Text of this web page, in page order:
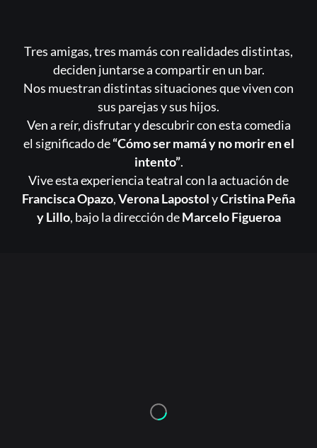
Tres amigas, tres mamás con realidades distintas,
deciden juntarse a compartir en un bar.
Nos muestran distintas situaciones que viven con
sus parejas y sus hijos.
Ven a reír, disfrutar y descubrir con esta comedia
el significado de“Cómo ser mamá y no morir en el
intento”.
Vive esta experiencia teatral con la actuación de
Francisca Opazo,Verona LapostolyCristina Peña
y Lillo, bajo la dirección deMarcelo Figueroa